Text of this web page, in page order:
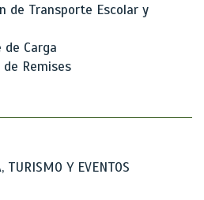
de Transporte Escolar y
Carga
de Remises
TURISMO Y EVENTOS